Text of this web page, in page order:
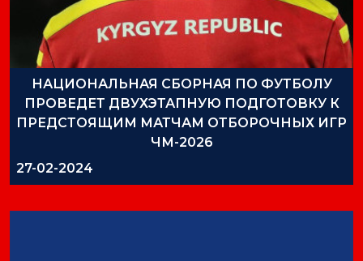
НАЦИОНАЛЬНАЯ СБОРНАЯ ПО ФУТБОЛУ
ПРОВЕДЕТ ДВУХЭТАПНУЮ ПОДГОТОВКУ К
ПРЕДСТОЯЩИМ МАТЧАМ ОТБОРОЧНЫХ ИГР
ЧМ-2026
27-02-2024